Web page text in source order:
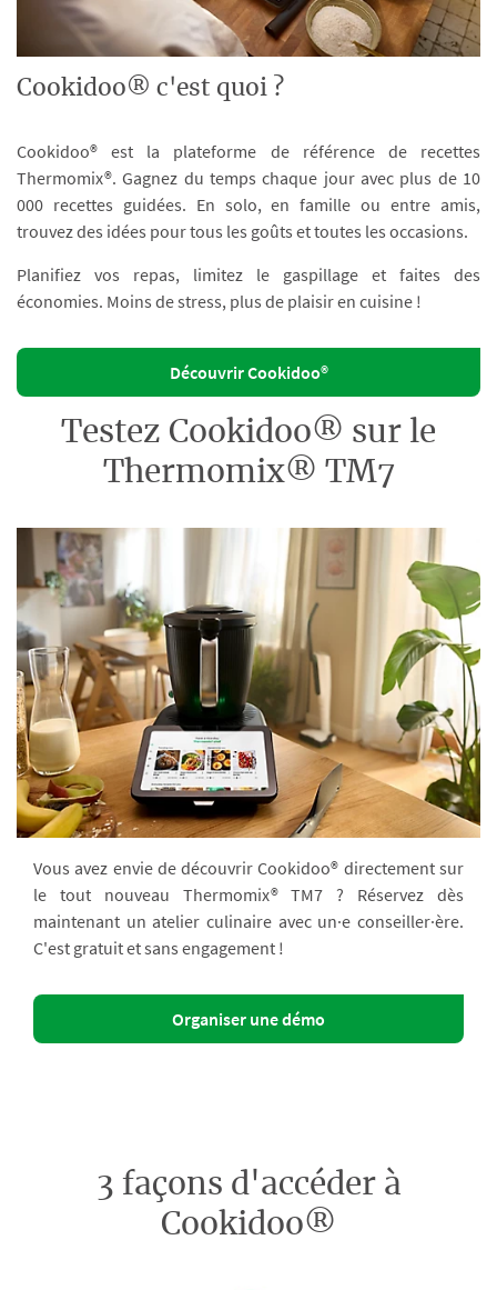
Cookidoo® c'est quoi ?
Cookidoo® est la plateforme de référence de recettes
Thermomix®. Gagnez du temps chaque jour avec plus de 10
000 recettes guidées. En solo, en famille ou entre amis,
trouvez des idées pour tous les goûts et toutes les occasions.
Planifiez vos repas, limitez le gaspillage et faites des
économies. Moins de stress, plus de plaisir en cuisine !
Découvrir Cookidoo®
Testez Cookidoo® sur le
Thermomix® TM7
Vous avez envie de découvrir Cookidoo® directement sur
le tout nouveau Thermomix® TM7 ? Réservez dès
maintenant un atelier culinaire avec un·e conseiller·ère.
C'est gratuit et sans engagement !
Organiser une démo
3 façons d'accéder à
Cookidoo®